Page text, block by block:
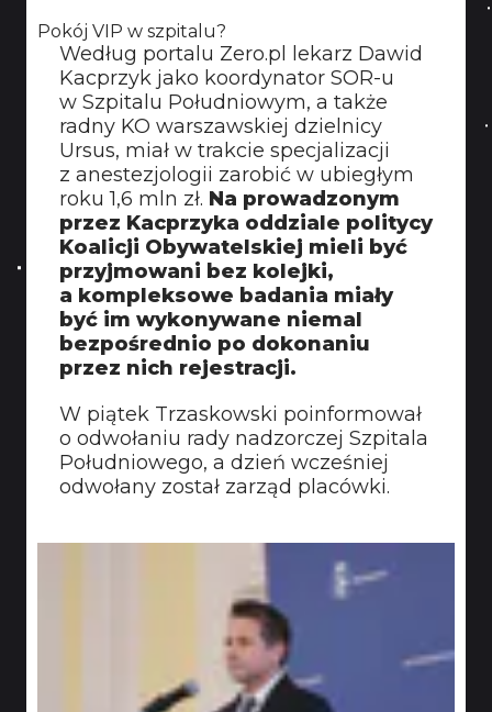
Pokój VIP w szpitalu?
Według portalu Zero.pl lekarz Dawid
Kacprzyk jako koordynator SOR-u
w Szpitalu Południowym, a także
radny KO warszawskiej dzielnicy
Ursus, miał w trakcie specjalizacji
z anestezjologii zarobić w ubiegłym
roku 1,6 mln zł. Na prowadzonym
przez Kacprzyka oddziale politycy
Koalicji Obywatelskiej mieli być
przyjmowani bez kolejki,
a kompleksowe badania miały
być im wykonywane niemal
bezpośrednio po dokonaniu
przez nich rejestracji.
W piątek Trzaskowski poinformował
o odwołaniu rady nadzorczej Szpitala
Południowego, a dzień wcześniej
odwołany został zarząd placówki.